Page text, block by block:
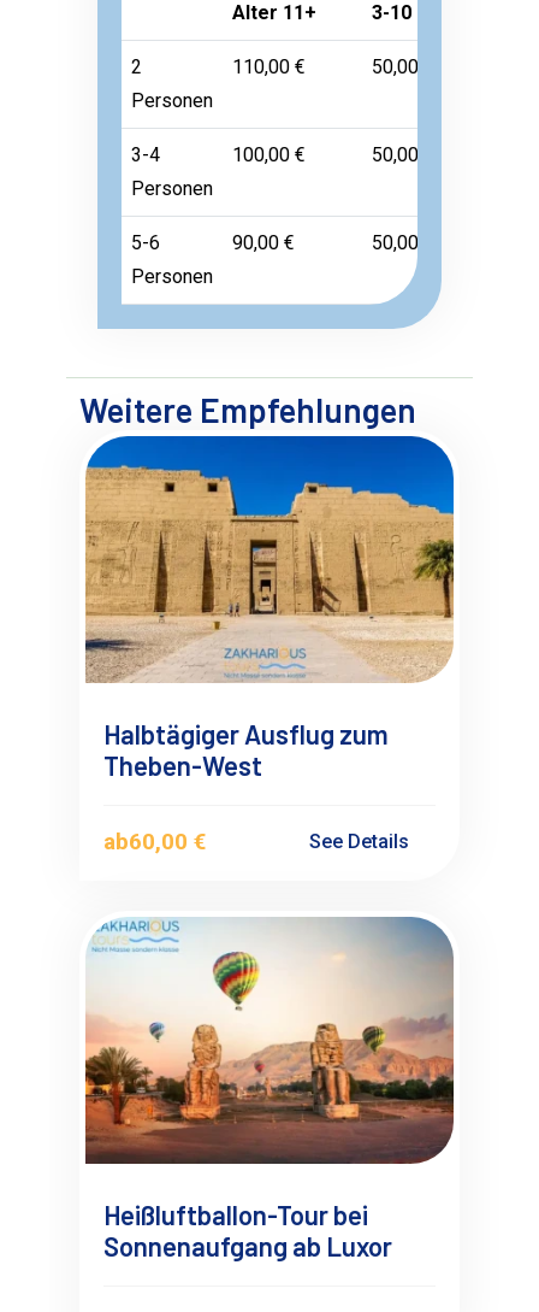
Alter 11+
3-10
2
Personen
110,00 € 50,00 €
3-4
Personen
100,00 € 50,00 €
5-6
Personen
90,00 € 50,00 €
Weitere Empfehlungen
Halbtägiger Ausflug zum
Theben-West
ab60,00 € See Details
Heißluftballon-Tour bei
Sonnenaufgang ab Luxor